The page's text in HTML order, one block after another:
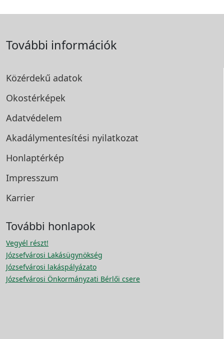
További információk
Közérdekű adatok
Okostérképek
Adatvédelem
Akadálymentesítési nyilatkozat
Honlaptérkép
Impresszum
Karrier
További honlapok
Vegyél részt!
Józsefvárosi Lakásügynökség
Józsefvárosi lakáspályázato
Józsefvárosi Önkormányzati Bérlői csere